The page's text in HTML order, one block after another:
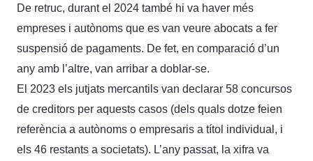
De retruc, durant el 2024 també hi va haver més
empreses i autònoms que es van veure abocats a fer
suspensió de pagaments. De fet, en comparació d’un
any amb l’altre, van arribar a doblar-se.
El 2023 els jutjats mercantils van declarar 58 concursos
de creditors per aquests casos (dels quals dotze feien
referència a autònoms o empresaris a títol individual, i
els 46 restants a societats). L’any passat, la xifra va